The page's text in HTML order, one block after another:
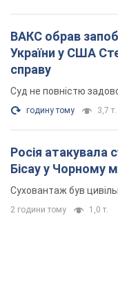
ВАКС обрав запобіжний захід експосолці
України у США Стефанішиній: що відомо про
справу
Суд не повністю
годину тому 3,7 т.
Росія атакувала
Бісау у Чорному
Суховантаж був
2 години тому 1,0 т.